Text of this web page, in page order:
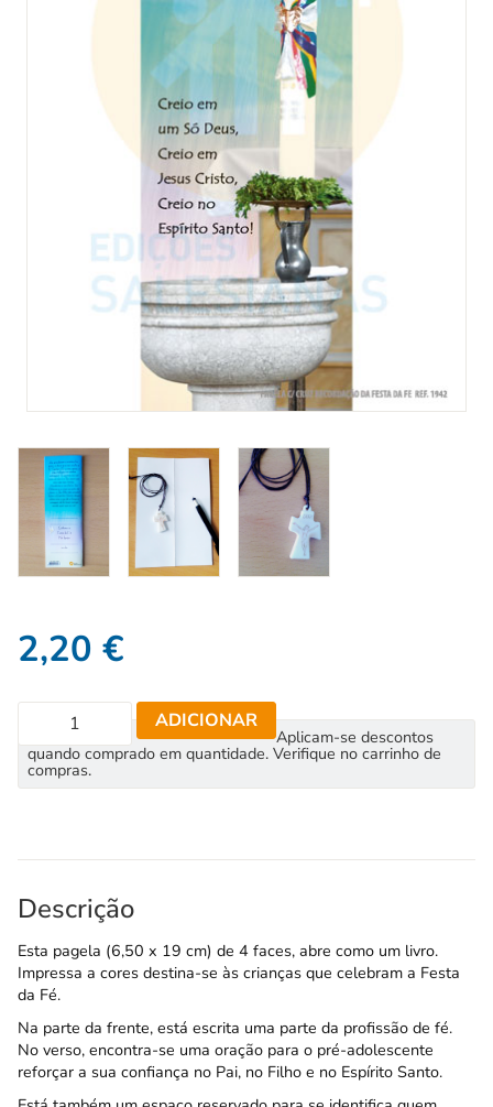
2,20 €
ADICIONAR
Aplicam-se descontos
quando comprado em quantidade. Verifique no carrinho de
compras.
Descrição
Esta pagela (6,50 x 19 cm) de 4 faces, abre como um livro.
Impressa a cores destina-se às crianças que celebram a Festa
da Fé.
Na parte da frente, está escrita uma parte da profissão de fé.
No verso, encontra-se uma oração para o pré-adolescente
reforçar a sua confiança no Pai, no Filho e no Espírito Santo.